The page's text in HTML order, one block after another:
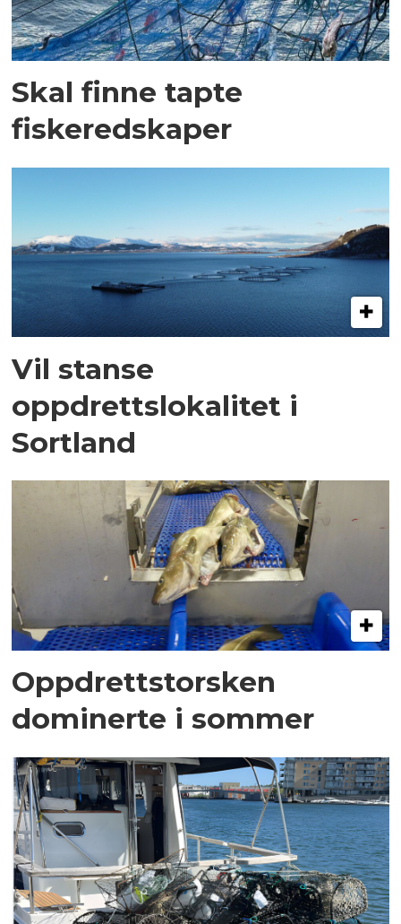
Skal finne tapte
fiskeredskaper
Vil stanse
oppdrettslokalitet i
Sortland
Oppdrettstorsken
dominerte i sommer